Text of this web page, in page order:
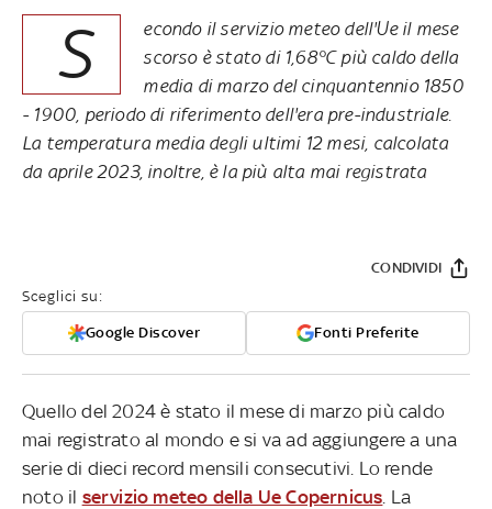
S
econdo il servizio meteo dell'Ue il mese
scorso è stato di 1,68°C più caldo della
media di marzo del cinquantennio 1850
- 1900, periodo di riferimento dell'era pre-industriale.
La temperatura media degli ultimi 12 mesi, calcolata
da aprile 2023, inoltre, è la più alta mai registrata
Sceglici su:
Google Discover Fonti Preferite
CONDIVIDI
Quello del 2024 è stato il mese di marzo più caldo
mai registrato al mondo e si va ad aggiungere a una
serie di dieci record mensili consecutivi. Lo rende
noto il servizio meteo della Ue Copernicus . La